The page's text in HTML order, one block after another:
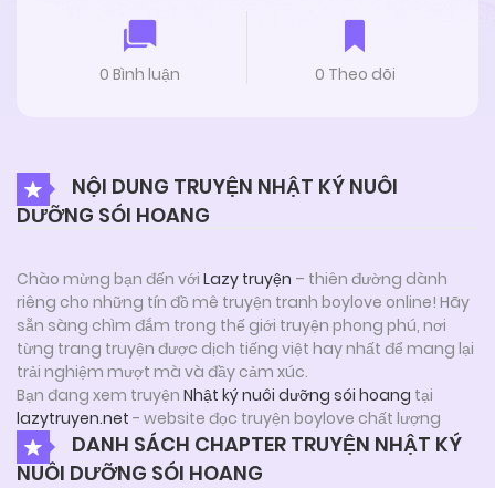
0 Bình luận 0 Theo dõi
NỘI DUNG TRUYỆN NHẬT KÝ NUÔI
DƯỠNG SÓI HOANG
Chào mừng bạn đến với Lazy truyện – thiên đường dành
riêng cho những tín đồ mê truyện tranh boylove online! Hãy
sẵn sàng chìm đắm trong thế giới truyện phong phú, nơi
từng trang truyện được dịch tiếng việt hay nhất để mang lại
trải nghiệm mượt mà và đầy cảm xúc.
Bạn đang xem truyện Nhật ký nuôi dưỡng sói hoang tại
lazytruyen.net - website đọc truyện boylove chất lượng
DANH SÁCH CHAPTER TRUYỆN NHẬT KÝ
NUÔI DƯỠNG SÓI HOANG